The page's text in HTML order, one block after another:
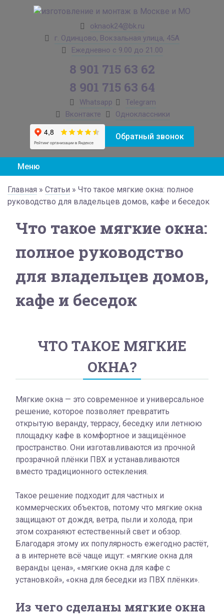
oknaok24@bk.ru
г. Одинцово, Вокзальная улица, 45А
Ежедневно с 9.00 до 21.00
8 901 715 63 62
8 901 715 63 64
Whatsapp
Telegram
Вконтакте
Одноклассники
Обратный звонок
Меню
Главная » Статьи » Что такое мягкие окна: полное
руководство для владельцев домов, кафе и беседок
Что такое мягкие окна:
полное руководство
для владельцев домов,
кафе и беседок
ЧТО ТАКОЕ МЯГКИЕ
ОКНА?
Мягкие окна — это современное и универсальное
решение, которое позволяет превратить
открытую веранду, террасу, беседку или летнюю
площадку кафе в комфортное и защищённое
пространство. Они изготавливаются из прочной
прозрачной плёнки ПВХ и устанавливаются
вместо традиционного остекления.
Такое решение подходит для частных и
коммерческих объектов, потому что мягкие окна
защищают от дождя, ветра, пыли и холода, при
этом сохраняют естественный свет и обзор.
Благодаря этому их популярность ежегодно растёт,
а в интернете всё чаще ищут: «мягкие окна для
веранды цена», «мягкие окна для кафе с
установкой», «окна для беседки из ПВХ плёнки».
Из чего сделаны мягкие окна